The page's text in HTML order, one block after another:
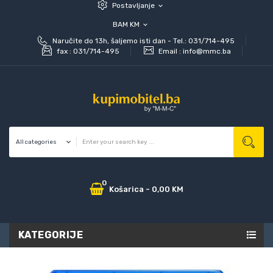
Postavljanje expand_more
BAM KM expand_more
Naručite do 13h, šaljemo isti dan - Tel.: 031/714-495
fax : 031/714-495 Email : info@mmc.ba
Košarica
0
- 0,00 KM
KATEGORIJE